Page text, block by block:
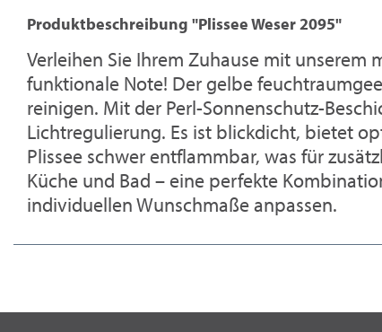
Produktbeschreibung "Plissee Weser 2095"
Verleihen Sie Ihrem Zuhause mit
funktionale Note! Der gelbe
reinigen. Mit der Perl-Sonnenschutz-
Lichtregulierung. Es ist blickdicht, bietet
Plissee schwer entflammbar, was für
Küche und Bad – eine perfekte
individuellen Wunschmaße anpassen.